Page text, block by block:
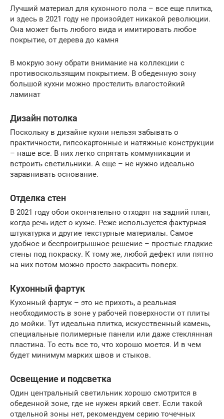
Лучший материал для кухонного пола – все еще плитка,
и здесь в 2021 году не произойдет никакой революции.
Она может быть любого вида и имитировать любое
покрытие, от дерева до камня
В мокрую зону обрати внимание на коллекции с
противоскользящим покрытием. В обеденную зону
большой кухни можно простелить влагостойкий
ламинат
Дизайн потолка
Поскольку в дизайне кухни нельзя забывать о
практичности, гипсокартонные и натяжные конструкции
– наше все. В них легко спрятать коммуникации и
встроить светильники. А еще – не нужно идеально
заравнивать основание.
Отделка стен
В 2021 году обои окончательно отходят на задний план,
когда речь идет о кухне. Реже используется фактурная
штукатурка и другие текстурные материалы. Самое
удобное и беспроигрышное решение – простые гладкие
стены под покраску. К тому же, любой дефект или пятно
на них потом можно просто закрасить поверх.
Кухонный фартук
Кухонный фартук – это не прихоть, а реальная
необходимость в зоне у рабочей поверхности от плиты
до мойки. Тут идеальна плитка, искусственный камень,
специальные полимерные панели или даже стеклянная
пластина. То есть все то, что хорошо моется. И в чем
будет минимум марких швов и стыков.
Освещение и подсветка
Один центральный светильник хорошо смотрится в
обеденной зоне, где не нужен яркий свет. Если такой
отдельной зоны нет, рекомендуем серию точечных